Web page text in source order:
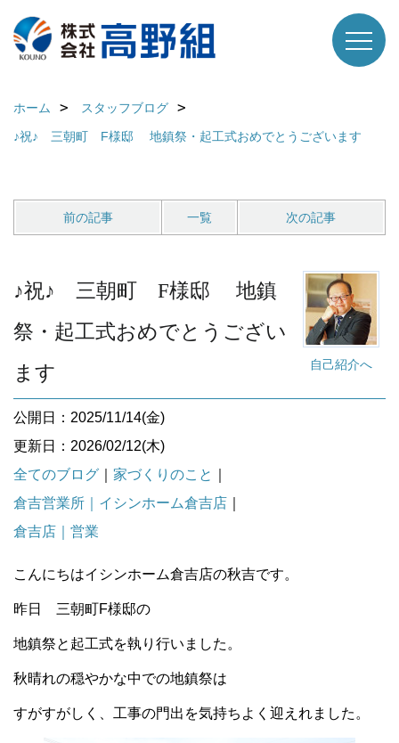
ホーム
スタッフブログ
♪祝♪ 三朝町 F様邸 地鎮祭・起工式おめでとうございます
前の記事 一覧 次の記事
自己紹介へ
♪祝♪ 三朝町 F様邸 地鎮
祭・起工式おめでとうござい
ます
公開日：2025/11/14(金)
更新日：2026/02/12(木)
全てのブログ
家づくりのこと
倉吉営業所｜イシンホーム倉吉店
倉吉店｜営業
こんにちはイシンホーム倉吉店の秋吉です。
昨日 三朝町F様邸の
地鎮祭と起工式を執り行いました。
秋晴れの穏やかな中での地鎮祭は
すがすがしく、工事の門出を気持ちよく迎えれました。